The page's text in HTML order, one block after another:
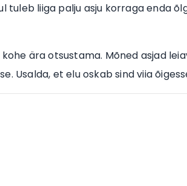
tuleb liiga palju asju korraga enda
ära otsustama. Mõned asjad
Usalda, et elu oskab sind viia